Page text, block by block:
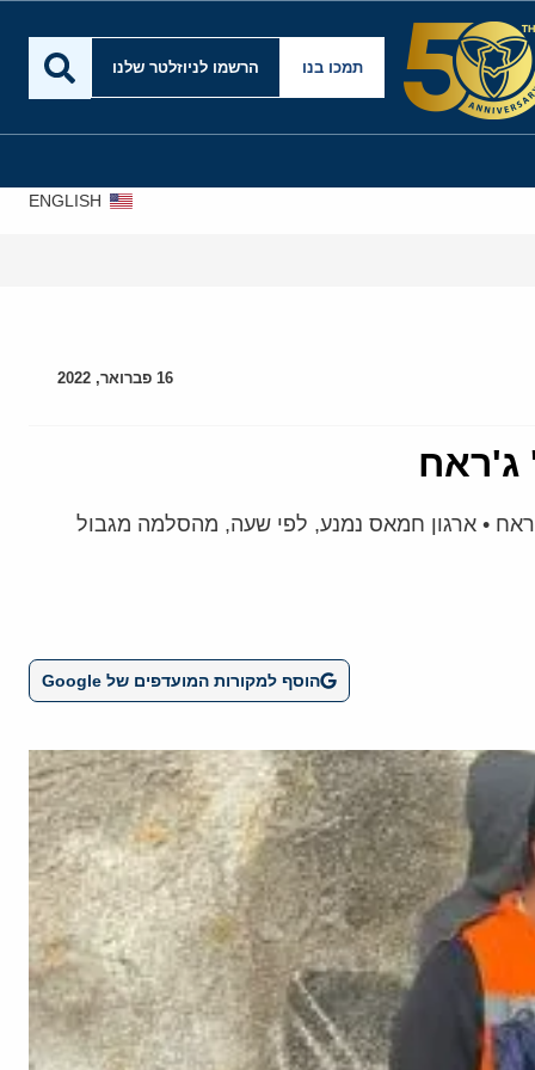
תמכו בנו הרשמו לניוזלטר שלנו
ENGLISH
16 פברואר, 2022
ג'ראח
• ארגון חמאס נמנע, לפי שעה, מהסלמה מגבול
הוסף למקורות המועדפים של Google